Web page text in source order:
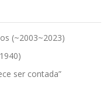
(~2003~2023)
ser contada”